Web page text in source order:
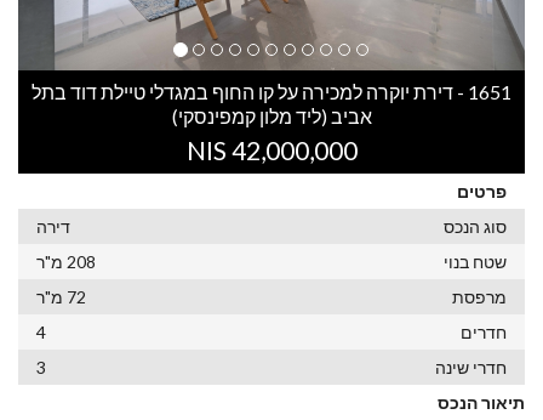
1651 - דירת יוקרה למכירה על קו החוף במגדלי טיילת דוד בתל
אביב (ליד מלון קמפינסקי)
42,000,000 NIS
פרטים
סוג הנכס
דירה
שטח בנוי
208 מ"ר
מרפסת
72 מ"ר
חדרים
4
חדרי שינה
3
תיאור הנכס